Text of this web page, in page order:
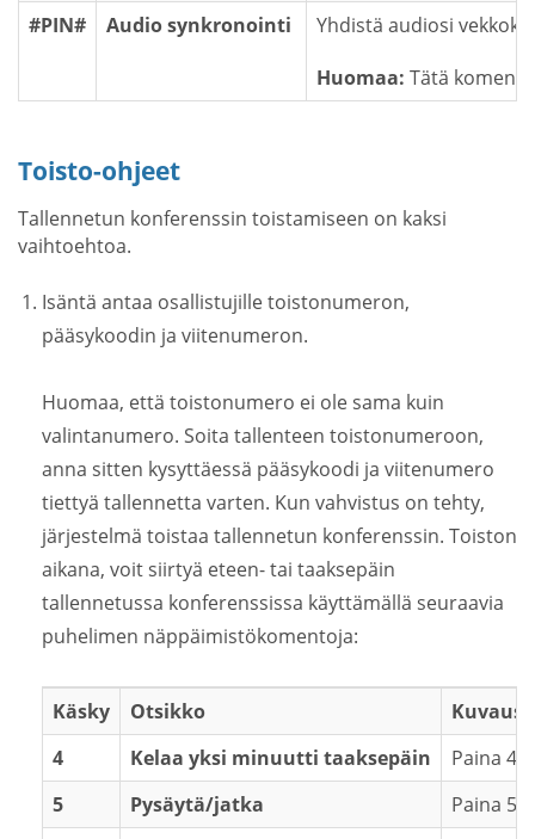
#PIN#
Audio synkronointi
Yhdistä audiosi
Huomaa: Tätä
Toisto-ohjeet
Tallennetun konferenssin toistamiseen on kaksi
vaihtoehtoa.
Isäntä antaa osallistujille toistonumeron,
pääsykoodin ja viitenumeron.
Huomaa, että toistonumero ei ole sama kuin
valintanumero. Soita tallenteen toistonumeroon,
anna sitten kysyttäessä pääsykoodi ja viitenumero
tiettyä tallennetta varten. Kun vahvistus on tehty,
järjestelmä toistaa tallennetun konferenssin. Toiston
aikana, voit siirtyä eteen- tai taaksepäin
tallennetussa konferenssissa käyttämällä seuraavia
puhelimen näppäimistökomentoja:
Käsky Otsikko
Kuvaus
4
Kelaa yksi minuutti taaksepäin
Paina 4,
5
Pysäytä/jatka
Paina 5